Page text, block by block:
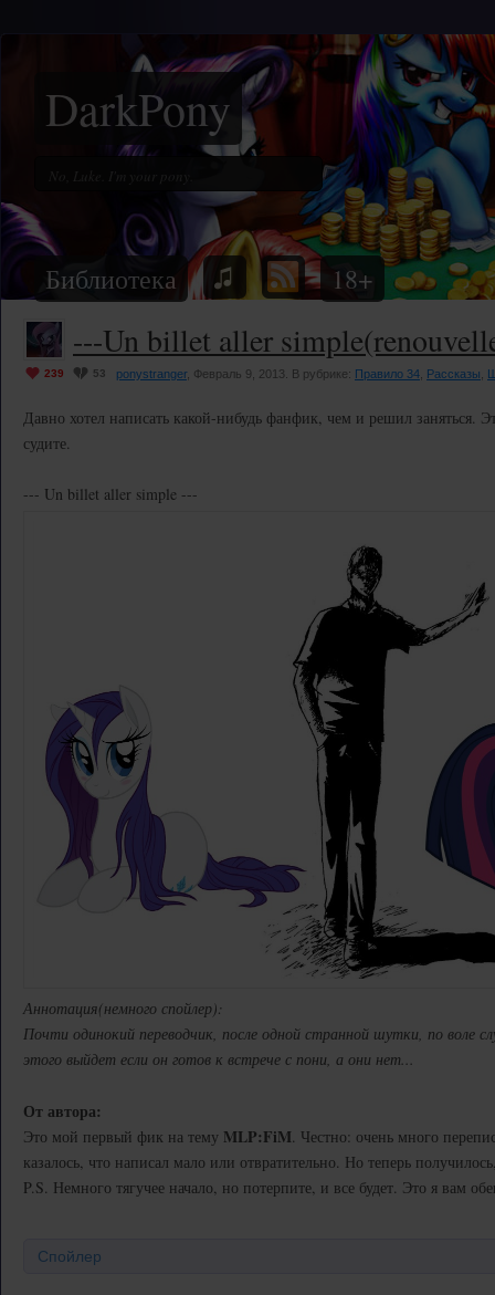
DarkPony
Библиотека 18+
---Un billet aller
239 53 ponystranger, Февраль 9, 2013. В рубрике: Правило 34 Рассказы
Давно хотел написать какой-нибудь фанфик, чем и решил заняться.
судите.
--- Un billet aller simple ---
Аннотация(немного спойлер):
Почти одинокий переводчик, после одной странной шутки, по воле
этого выйдет если он готов к встрече с пони, а они нет...
От автора:
Это мой первый фик на тему MLP:FiM . Честно: очень много
казалось, что написал мало или отвратительно. Но теперь
P.S. Немного тягучее начало, но потерпите, и все будет. Это я вам
Спойлер